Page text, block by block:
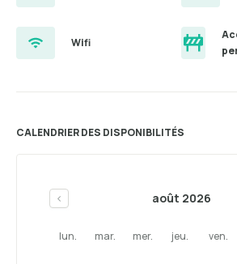
Wifi
CALENDRIER DES DISPONIBILITÉS
< août 2026
lun. mar. mer. jeu. ven.